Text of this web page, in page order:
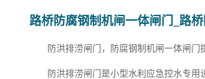
路桥防腐钢制机闸一体闸门_路
防洪排涝闸门，防腐钢制机闸一体闸门
防洪排涝闸门是小型水利应急控水专